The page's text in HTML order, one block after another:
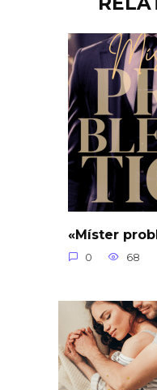
«Míster
0 68